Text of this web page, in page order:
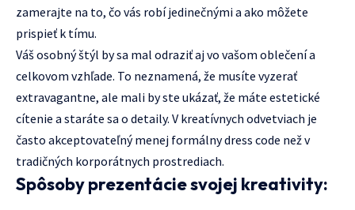
zamerajte na to, čo vás robí jedinečnými a ako môžete
prispieť k tímu.
Váš osobný štýl by sa mal odraziť aj vo vašom oblečení a
celkovom vzhľade. To neznamená, že musíte vyzerať
extravagantne, ale mali by ste ukázať, že máte estetické
cítenie a staráte sa o detaily. V kreatívnych odvetviach je
často akceptovateľný menej formálny dress code než v
tradičných korporátnych prostrediach.
Spôsoby prezentácie svojej kreativity: